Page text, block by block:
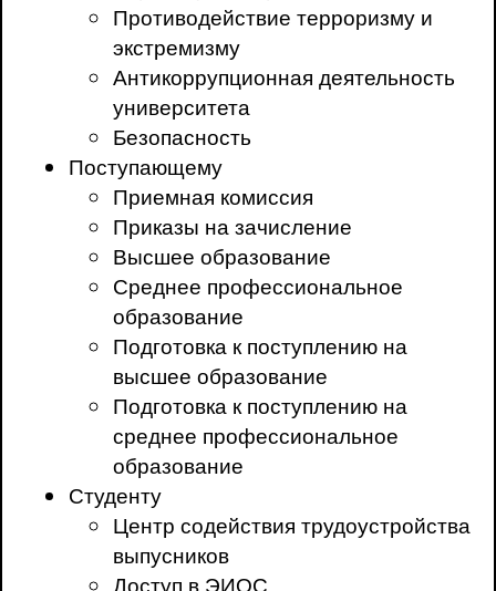
Противодействие терроризму и
экстремизму
Антикоррупционная деятельность
университета
Безопасность
Поступающему
Приемная комиссия
Приказы на зачисление
Высшее образование
Среднее профессиональное
образование
Подготовка к поступлению на
высшее образование
Подготовка к поступлению на
среднее профессиональное
образование
Студенту
Центр содействия трудоустройства
выпусников
Доступ в ЭИОС